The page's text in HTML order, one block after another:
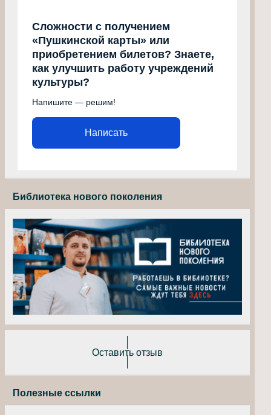
Сложности с получением
«Пушкинской карты» или
приобретением билетов? Знаете,
как улучшить работу учреждений
культуры?
Напишите — решим!
Написать
Библиотека нового поколения
Оставить отзыв
Полезные ссылки